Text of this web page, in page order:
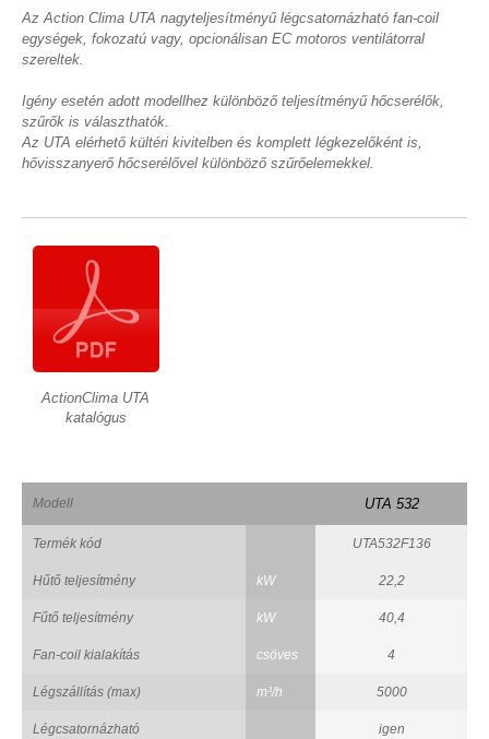
Az Action Clima UTA nagyteljesítményű légcsatornázható fan-coil
egységek, fokozatú vagy, opcionálisan EC motoros ventilátorral
szereltek.
Igény esetén adott modellhez különböző teljesítményű hőcserélők,
szűrők is választhatók.
Az UTA elérhető kültéri kivitelben és komplett légkezelőként is,
hővisszanyerő hőcserélővel különböző szűrőelemekkel.
ActionClima UTA
katalógus
Modell UTA 532
Termék kód UTA532F136
Hűtő teljesítmény kW 22,2
Fűtő teljesítmény kW 40,4
Fan-coil kialakítás csöves 4
Légszállítás (max) m³/h 5000
Légcsatornázható igen